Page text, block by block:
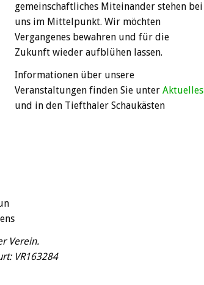
gemeinschaftliches Miteinander stehen bei
uns im Mittelpunkt. Wir möchten
Vergangenes bewahren und für die
Zukunft wieder aufblühen lassen.
Informationen über unsere
Veranstaltungen finden Sie unterAktuelles
und in den Tiefthaler Schaukästen
Verein.
VR163284